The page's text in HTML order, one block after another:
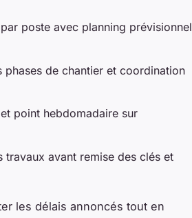
poste avec planning prévisionnel
phases de chantier et coordination
point hebdomadaire sur
avant remise des clés et
les délais annoncés tout en